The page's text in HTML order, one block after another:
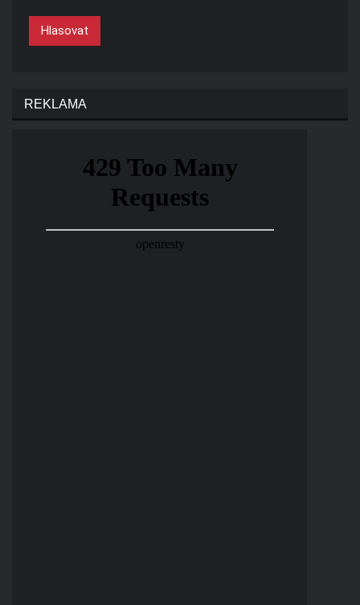
Hlasovat
REKLAMA